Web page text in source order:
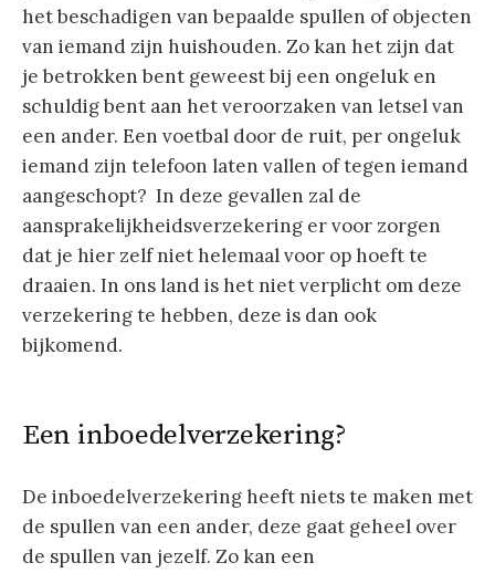
het beschadigen van bepaalde spullen of objecten
van iemand zijn huishouden. Zo kan het zijn dat
je betrokken bent geweest bij een ongeluk en
schuldig bent aan het veroorzaken van letsel van
een ander. Een voetbal door de ruit, per ongeluk
iemand zijn telefoon laten vallen of tegen iemand
aangeschopt? In deze gevallen zal de
aansprakelijkheidsverzekering er voor zorgen
dat je hier zelf niet helemaal voor op hoeft te
draaien. In ons land is het niet verplicht om deze
verzekering te hebben, deze is dan ook
bijkomend.
Een inboedelverzekering?
De inboedelverzekering heeft niets te maken met
de spullen van een ander, deze gaat geheel over
de spullen van jezelf. Zo kan een